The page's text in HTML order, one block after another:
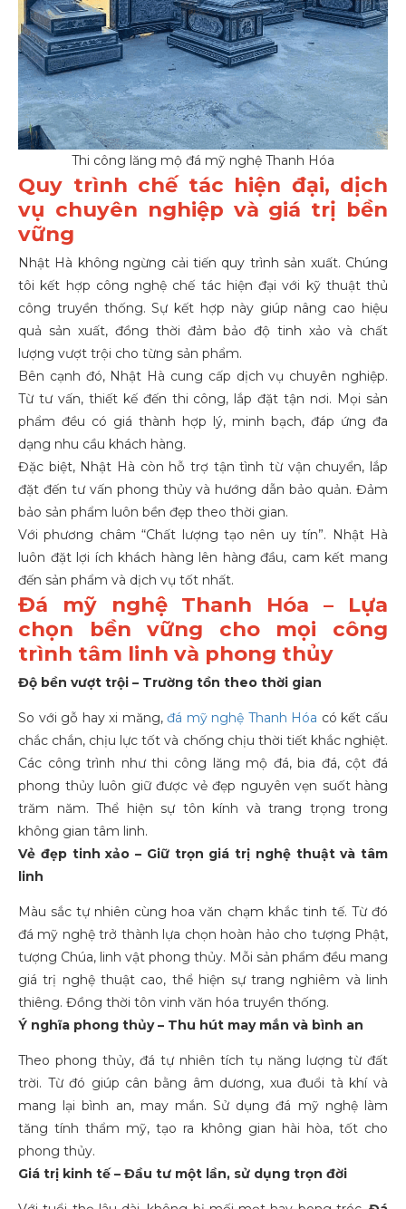
Thi công lăng mộ đá mỹ nghệ Thanh Hóa
Quy trình chế tác hiện đại, dịch
vụ chuyên nghiệp và giá trị bền
vững
Nhật Hà không ngừng cải tiến quy trình sản xuất. Chúng
tôi kết hợp công nghệ chế tác hiện đại với kỹ thuật thủ
công truyền thống. Sự kết hợp này giúp nâng cao hiệu
quả sản xuất, đồng thời đảm bảo độ tinh xảo và chất
lượng vượt trội cho từng sản phẩm.
Bên cạnh đó, Nhật Hà cung cấp dịch vụ chuyên nghiệp.
Từ tư vấn, thiết kế đến thi công, lắp đặt tận nơi. Mọi sản
phẩm đều có giá thành hợp lý, minh bạch, đáp ứng đa
dạng nhu cầu khách hàng.
Đặc biệt, Nhật Hà còn hỗ trợ tận tình từ vận chuyển, lắp
đặt đến tư vấn phong thủy và hướng dẫn bảo quản. Đảm
bảo sản phẩm luôn bền đẹp theo thời gian.
Với phương châm “Chất lượng tạo nên uy tín”. Nhật Hà
luôn đặt lợi ích khách hàng lên hàng đầu, cam kết mang
đến sản phẩm và dịch vụ tốt nhất.
Đá mỹ nghệ Thanh Hóa – Lựa
chọn bền vững cho mọi công
trình tâm linh và phong thủy
Độ bền vượt trội – Trường tồn theo thời gian
So với gỗ hay xi măng,đá mỹ nghệ Thanh Hóa có kết cấu
chắc chắn, chịu lực tốt và chống chịu thời tiết khắc nghiệt.
Các công trình nhưthi công lăng mộ đá, bia đá, cột đá
phong thủy luôn giữ được vẻ đẹp nguyên vẹn suốt hàng
trăm năm. Thể hiện sự tôn kính và trang trọng trong
không gian tâm linh.
Vẻ đẹp tinh xảo – Giữ trọn giá trị nghệ thuật và tâm
linh
Màu sắc tự nhiên cùng hoa văn chạm khắc tinh tế. Từ đó
đá mỹ nghệ trở thành lựa chọn hoàn hảo cho tượng Phật,
tượng Chúa, linh vật phong thủy. Mỗi sản phẩm đều mang
giá trị nghệ thuật cao, thể hiện sự trang nghiêm và linh
thiêng. Đồng thời tôn vinh văn hóa truyền thống.
Ý nghĩa phong thủy – Thu hút may mắn và bình an
Theo phong thủy, đá tự nhiên tích tụ năng lượng từ đất
trời. Từ đó giúp cân bằng âm dương, xua đuổi tà khí và
mang lại bình an, may mắn. Sử dụng đá mỹ nghệ làm
tăng tính thẩm mỹ, tạo ra không gian hài hòa, tốt cho
phong thủy.
Giá trị kinh tế – Đầu tư một lần, sử dụng trọn đời